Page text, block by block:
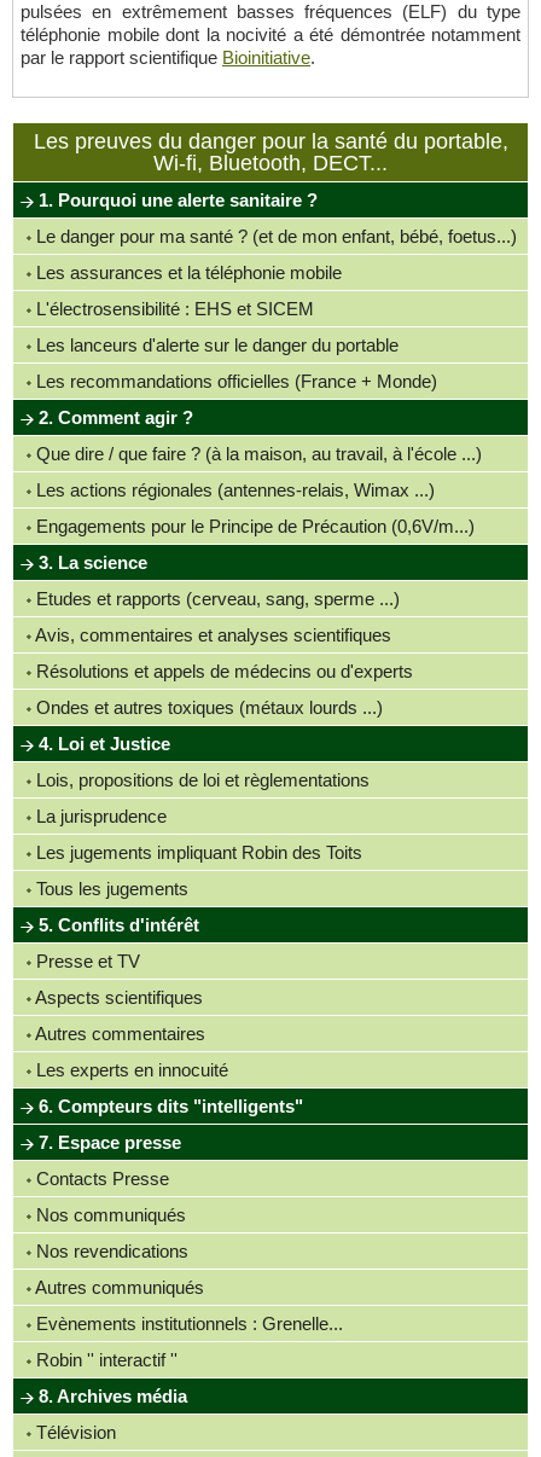
pulsées en extrêmement basses fréquences (ELF) du type
téléphonie mobile dont la nocivité a été démontrée notamment
par le rapport scientifique Bioinitiative.
Les preuves du danger pour la santé du portable,
Wi-fi, Bluetooth, DECT...
1. Pourquoi une alerte sanitaire ?
Le danger pour ma santé ? (et de mon enfant, bébé, foetus...)
Les assurances et la téléphonie mobile
L'électrosensibilité : EHS et SICEM
Les lanceurs d'alerte sur le danger du portable
Les recommandations officielles (France + Monde)
2. Comment agir ?
Que dire / que faire ? (à la maison, au travail, à l'école ...)
Les actions régionales (antennes-relais, Wimax ...)
Engagements pour le Principe de Précaution (0,6V/m...)
3. La science
Etudes et rapports (cerveau, sang, sperme ...)
Avis, commentaires et analyses scientifiques
Résolutions et appels de médecins ou d'experts
Ondes et autres toxiques (métaux lourds ...)
4. Loi et Justice
Lois, propositions de loi et règlementations
La jurisprudence
Les jugements impliquant Robin des Toits
Tous les jugements
5. Conflits d'intérêt
Presse et TV
Aspects scientifiques
Autres commentaires
Les experts en innocuité
6. Compteurs dits "intelligents"
7. Espace presse
Contacts Presse
Nos communiqués
Nos revendications
Autres communiqués
Evènements institutionnels : Grenelle...
Robin '' interactif ''
8. Archives média
Télévision